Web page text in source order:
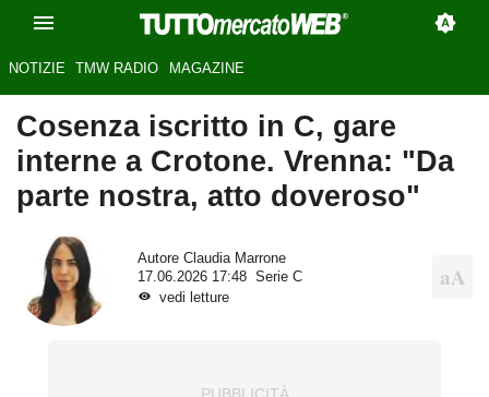
NOTIZIE TMW RADIO MAGAZINE
Cosenza iscritto in C, gare
interne a Crotone. Vrenna: "Da
parte nostra, atto doveroso"
Autore Claudia Marrone
17.06.2026 17:48
Serie C
vedi letture